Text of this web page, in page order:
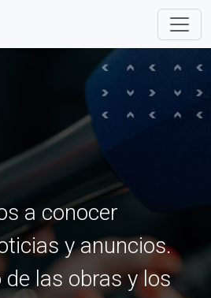
a conocer
y anuncios.
las obras y los